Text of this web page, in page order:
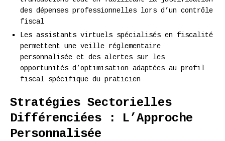
des dépenses professionnelles lors d’un contrôle
fiscal
Les assistants virtuels spécialisés en fiscalité
permettent une veille réglementaire
personnalisée et des alertes sur les
opportunités d’optimisation adaptées au profil
fiscal spécifique du praticien
Stratégies Sectorielles
Différenciées : L’Approche
Personnalisée